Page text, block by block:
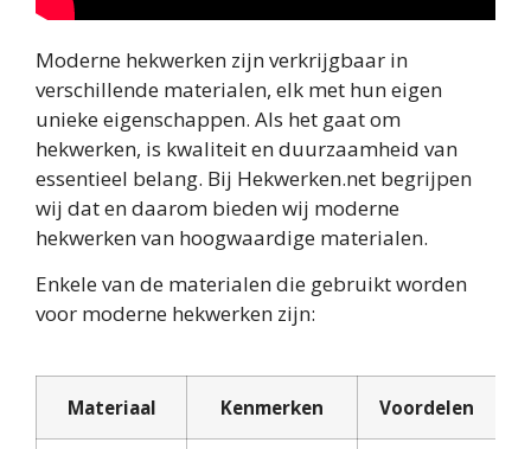
Moderne hekwerken zijn verkrijgbaar in
verschillende materialen, elk met hun eigen
unieke eigenschappen. Als het gaat om
hekwerken, is kwaliteit en duurzaamheid van
essentieel belang. Bij Hekwerken.net begrijpen
wij dat en daarom bieden wij moderne
hekwerken van hoogwaardige materialen.
Enkele van de materialen die gebruikt worden
voor moderne hekwerken zijn:
Materiaal Kenmerken Voordelen